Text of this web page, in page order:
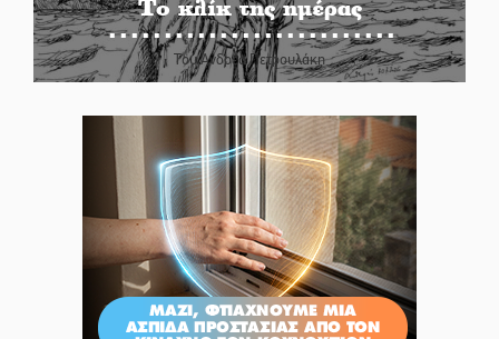
Το κλίκ της ημέρας
Του Ανδρέα Πετρουλάκη